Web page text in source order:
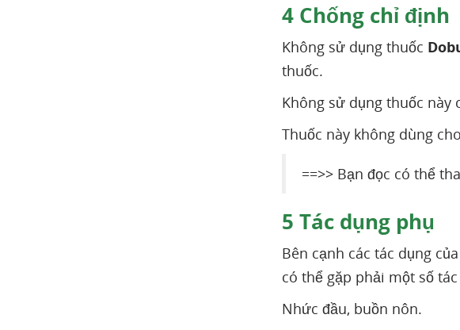
4 Chống chỉ định
Không sử dụng thuốc
thuốc.
Không sử dụng thuốc
Thuốc này không dùng
==>> Bạn đọc có thể
5 Tác dụng phụ
Bên cạnh các tác dụng
có thể gặp phải một số
Nhức đầu, buồn nôn.